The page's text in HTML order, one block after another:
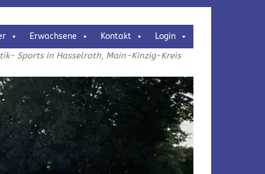
Erwachsene Kontakt
Login
Sports in Hasselroth, Main-Kinzig-Kreis